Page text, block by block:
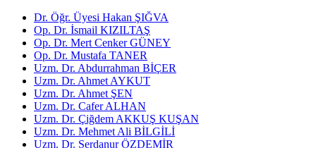
Dr. Öğr. Üyesi Hakan ŞIĞVA
Op. Dr. İsmail KIZILTAŞ
Op. Dr. Mert Cenker GÜNEY
Op. Dr. Mustafa TANER
Uzm. Dr. Abdurrahman BİÇER
Uzm. Dr. Ahmet AYKUT
Uzm. Dr. Ahmet ŞEN
Uzm. Dr. Cafer ALHAN
Uzm. Dr. Çiğdem AKKUŞ KUŞAN
Uzm. Dr. Mehmet Ali BİLGİLİ
Uzm. Dr. Serdanur ÖZDEMİR